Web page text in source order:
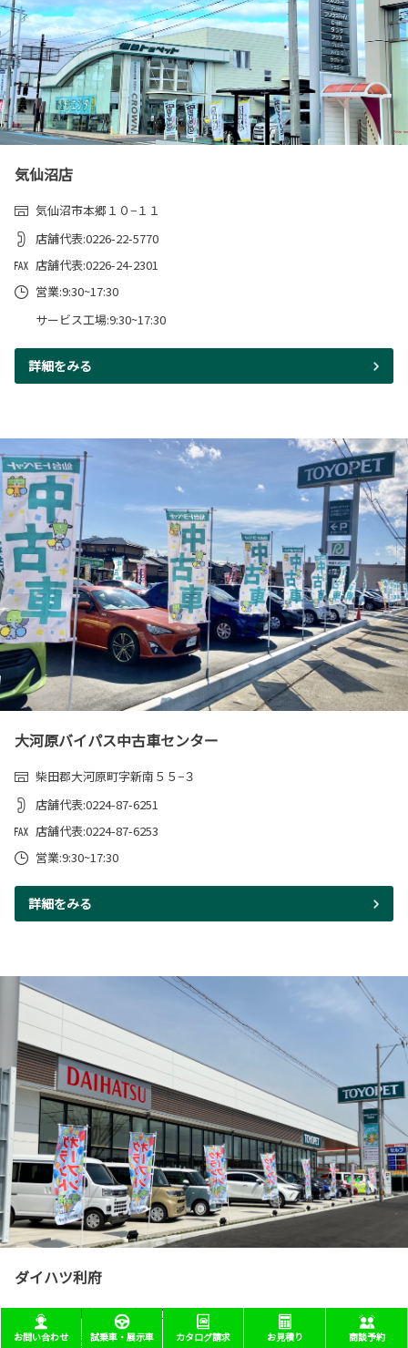
気仙沼店
気仙沼市本郷１０−１１
店舗代表:0226-22-5770
店舗代表:0226-24-2301
営業:9:30~17:30
サービス工場:9:30~17:30
詳細をみる
大河原バイパス中古車センター
柴田郡大河原町字新南５５−３
店舗代表:0224-87-6251
店舗代表:0224-87-6253
営業:9:30~17:30
詳細をみる
ダイハツ利府
宮城郡利府町利府字城前３９番地
店舗代表:022-357-0559
お問い合わせ 試乗車・展示車 カタログ請求 お見積り 商談予約